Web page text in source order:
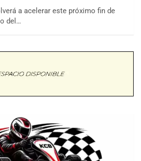
a acelerar este próximo fin de
del…